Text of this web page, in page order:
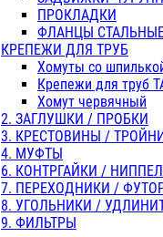
ПРОКЛАДКИ
ФЛАНЦЫ
КРЕПЕЖИ ДЛЯ ТРУБ
Хомуты со
Крепежи для труб
Хомут червячный
2. ЗАГЛУШКИ / ПРОБКИ
3. КРЕСТОВИНЫ /
4. МУФТЫ
6. КОНТРГАЙКИ /
7. ПЕРЕХОДНИКИ /
8. УГОЛЬНИКИ /
9. ФИЛЬТРЫ